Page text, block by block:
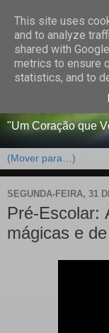
SOCIAL
DE BEJA
"Um Coração que
SEGUNDA-FEIRA, 31
Pré-Escolar:
mágicas e
This site uses
and to analyze
shared with
metrics to ensure
statistics, and to